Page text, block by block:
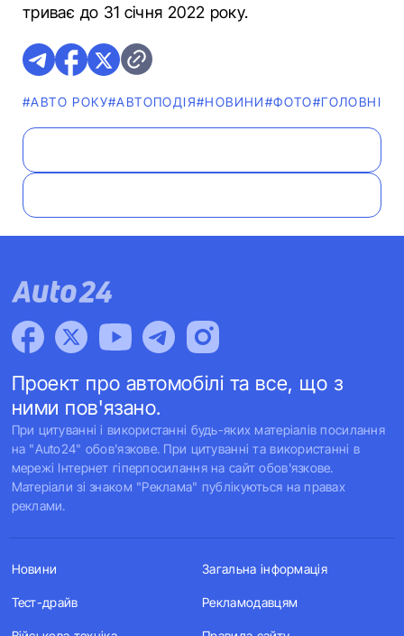
триває до 31 січня 2022 року.
#АВТО РОКУ#АВТОПОДІЯ#НОВИНИ#ФОТО#ГОЛОВНІ
Проект про автомобілі та все, що з
ними пов'язано.
При цитуванні і використанні будь-яких матеріалів посилання
на "Auto24" обов'язкове. При цитуванні та використанні в
мережі Інтернет гіперпосилання на сайт обов'язкове.
Матеріали зі знаком "Реклама" публікуються на правах
реклами.
Новини
Тест-драйв
Загальна інформація
Рекламодавцям